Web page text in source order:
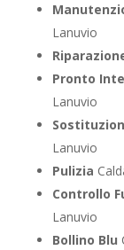
Lanuvio
Pronto
Lanuvio
Lanuvio
Pulizia
Controllo
Lanuvio
Bollino Blu